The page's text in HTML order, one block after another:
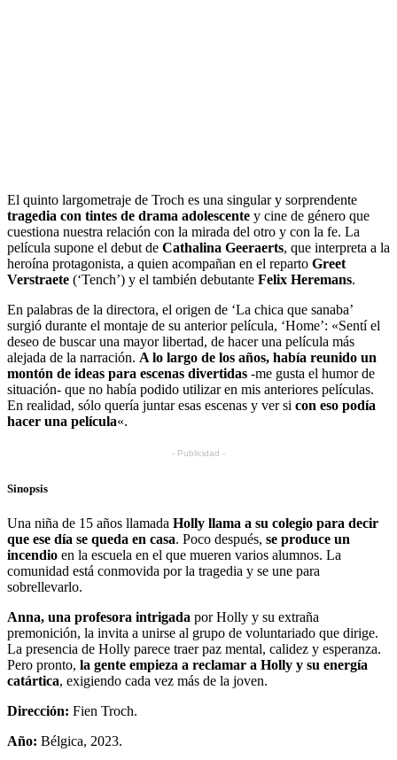
El quinto largometraje de Troch es una singular y sorprendente
tragedia con tintes de drama adolescente y cine de género que
cuestiona nuestra relación con la mirada del otro y con la fe. La
película supone el debut de Cathalina Geeraerts, que interpreta a la
heroína protagonista, a quien acompañan en el reparto Greet
Verstraete (‘Tench’) y el también debutante Felix Heremans.
En palabras de la directora, el origen de ‘La chica que sanaba’
surgió durante el montaje de su anterior película, ‘Home’: «Sentí el
deseo de buscar una mayor libertad, de hacer una película más
alejada de la narración. A lo largo de los años, había reunido un
montón de ideas para escenas divertidas -me gusta el humor de
situación- que no había podido utilizar en mis anteriores películas.
En realidad, sólo quería juntar esas escenas y ver si con eso podía
hacer una película«.
- Publicidad -
Sinopsis
Una niña de 15 años llamada Holly llama a su colegio para decir
que ese día se queda en casa. Poco después, se produce un
incendio en la escuela en el que mueren varios alumnos. La
comunidad está conmovida por la tragedia y se une para
sobrellevarlo.
Anna, una profesora intrigada por Holly y su extraña
premonición, la invita a unirse al grupo de voluntariado que dirige.
La presencia de Holly parece traer paz mental, calidez y esperanza.
Pero pronto, la gente empieza a reclamar a Holly y su energía
catártica, exigiendo cada vez más de la joven.
Dirección: Fien Troch.
Año: Bélgica, 2023.